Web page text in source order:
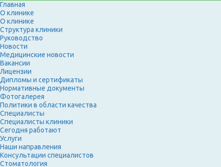
Главная
О клинике
О клинике
Структура клиники
Руководство
Новости
Медицинские новости
Вакансии
Лицензии
Дипломы и сертификаты
Нормативные документы
Фотогалерея
Политики в области качества
Специалисты
Специалисты клиники
Сегодня работают
Услуги
Наши направления
Консультации специалистов
Стоматология